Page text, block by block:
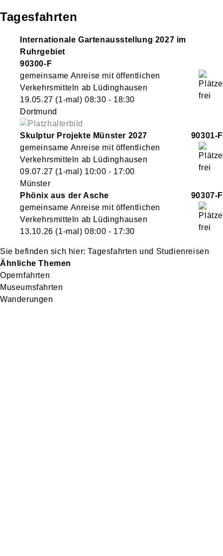
Tagesfahrten
Internationale Gartenausstellung 2027 im
Ruhrgebiet
90300-F
gemeinsame Anreise mit öffentlichen
Verkehrsmitteln ab Lüdinghausen
19.05.27 (1-mal)08:30 - 18:30
Dortmund
Skulptur Projekte Münster 2027
90301-F
gemeinsame Anreise mit öffentlichen
Verkehrsmitteln ab Lüdinghausen
09.07.27 (1-mal) 10:00 - 17:00
Münster
Phönix aus der Asche
90307-F
gemeinsame Anreise mit öffentlichen
Verkehrsmitteln ab Lüdinghausen
13.10.26 (1-mal)08:00 - 17:30
Tagesfahrten und Studienreisen
Ähnliche Themen
Opernfahrten
Museumsfahrten
Wanderungen